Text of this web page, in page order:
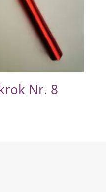
Nr. 8